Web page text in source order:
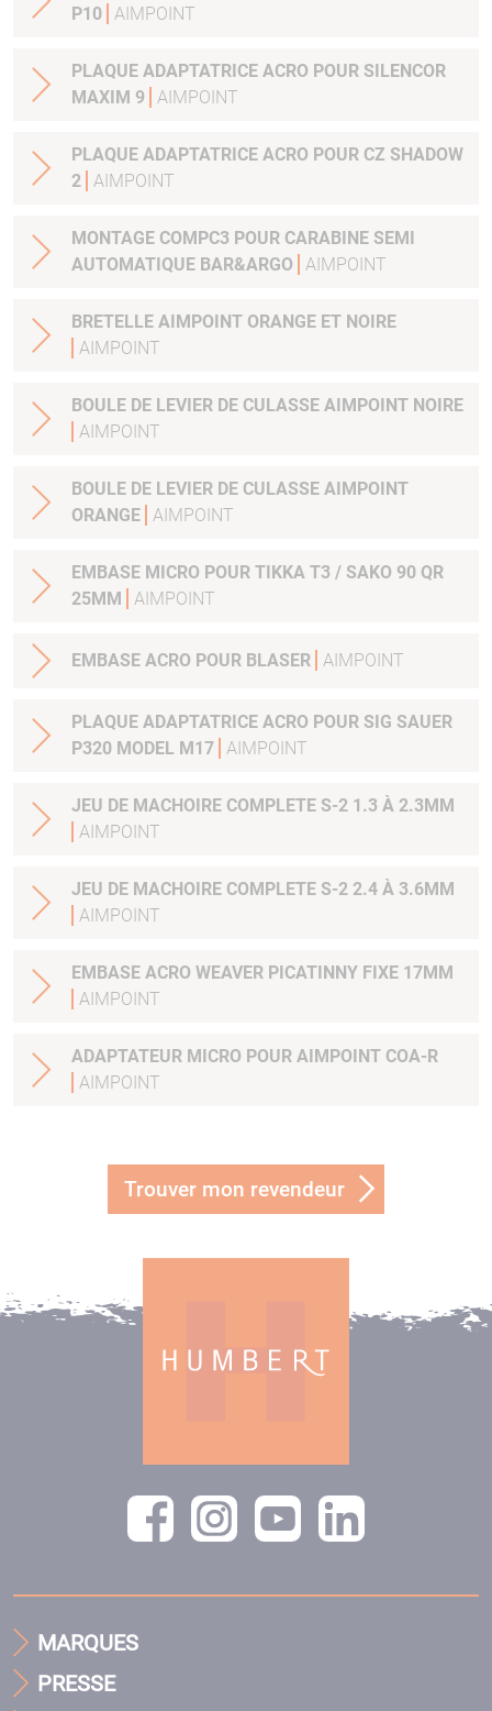
P10 AIMPOINT
PLAQUE ADAPTATRICE ACRO POUR SILENCOR
MAXIM 9
AIMPOINT
PLAQUE ADAPTATRICE ACRO POUR CZ SHADOW
2 AIMPOINT
MONTAGE COMPC3 POUR CARABINE SEMI
AUTOMATIQUE BAR&ARGO
AIMPOINT
BRETELLE AIMPOINT ORANGE ET NOIRE
AIMPOINT
BOULE DE LEVIER DE CULASSE AIMPOINT NOIRE
AIMPOINT
BOULE DE LEVIER DE CULASSE AIMPOINT
ORANGE AIMPOINT
EMBASE MICRO POUR TIKKA T3 / SAKO 90 QR
25MM
AIMPOINT
EMBASE ACRO POUR BLASER AIMPOINT
PLAQUE ADAPTATRICE ACRO POUR SIG SAUER
P320 MODEL M17 AIMPOINT
JEU DE MACHOIRE COMPLETE S-2 1.3 À 2.3MM
AIMPOINT
JEU DE MACHOIRE COMPLETE S-2 2.4 À 3.6MM
AIMPOINT
EMBASE ACRO WEAVER PICATINNY FIXE 17MM
AIMPOINT
ADAPTATEUR MICRO POUR AIMPOINT COA-R
AIMPOINT
Trouver mon revendeur
MARQUES
PRESSE